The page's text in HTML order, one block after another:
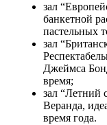
зал
банкетной
пастельных
зал
Джеймса
время;
зал “Летний
Веранда,
время года.